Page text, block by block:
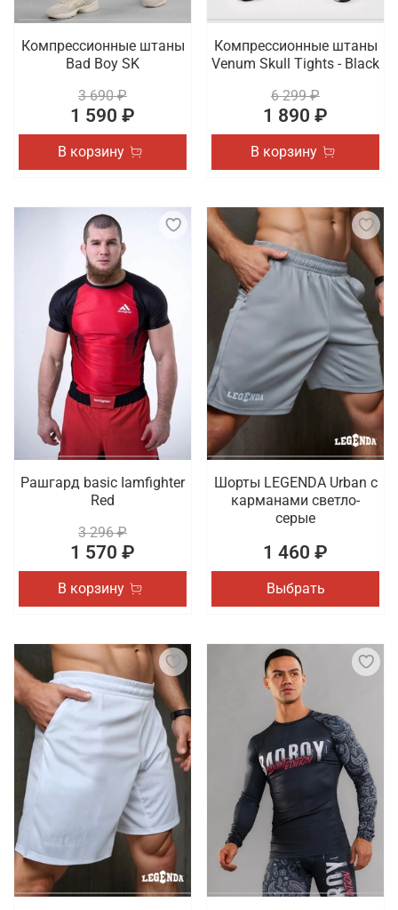
Компрессионные штаны
Bad Boy SK
3 690 ₽
1 590 ₽
В корзину
Компрессионные штаны
Venum Skull Tights - Black
6 299 ₽
1 890 ₽
В корзину
Рашгард basic Iamfighter
Red
3 296 ₽
1 570 ₽
В корзину
Шорты LEGENDA Urban c
карманами светло-
серые
1 460 ₽
Выбрать